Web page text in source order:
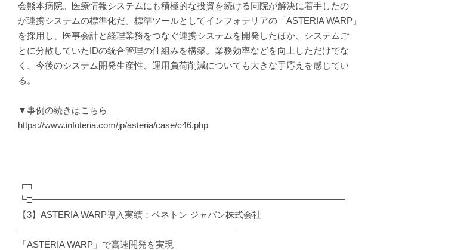
会熊本病院。医療情報システムにも積極的な投資を続ける同院が解決に着手したの
が連携システムの標準化だ。標準ツールとしてインフォテリアの「ASTERIA WARP」
を採用し、医事会計と経理業務をつなぐ連携システムを開発したほか、システムご
とに分散していたIDの統合管理の仕組みを構築。業務効率などを向上しただけでな
く、今後のシステム開発生産性、運用負荷削減についても大きな手応えを感じてい
る。
▼事例の続きはこちら
https://www.infoteria.com/jp/asteria/case/c46.php
┏┓
┗□━━━━━━━━━━━━━━━━━━━━━━━━━━━━━━━━━━━
【3】ASTERIA WARP導入実績：ベネトン ジャパン株式会社
————————————————————————–
「ASTERIA WARP」で高速開発を実現